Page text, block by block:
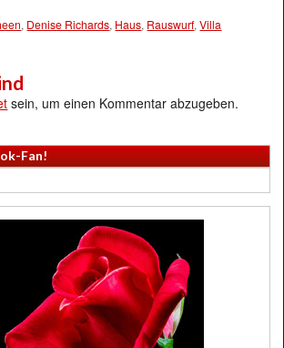
, Denise Richards, Haus, Rauswurf,Villa
sein, um einen Kommentar abzugeben.
Fan!